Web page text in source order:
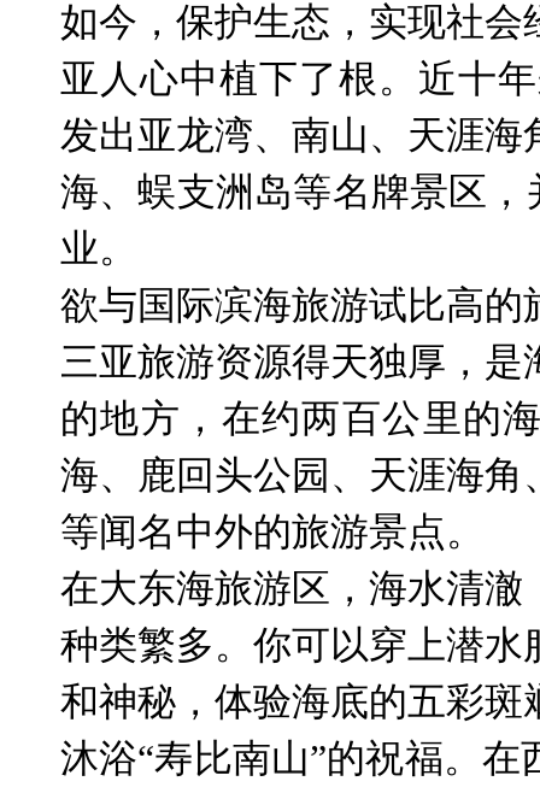
如今，保护生态，实现社
亚人心中植下了根。近十
发出亚龙湾、南山、天涯
海、蜈支洲岛等名牌景区，
业。
欲与国际滨海旅游试比高的
三亚旅游资源得天独厚，
的地方，在约两百公里的
海、鹿回头公园、天涯海
等闻名中外的旅游景点。
在大东海旅游区，海水清
种类繁多。你可以穿上潜
和神秘，体验海底的五彩
沐浴“寿比南山”的祝福。